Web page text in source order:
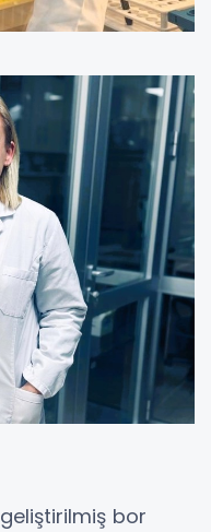
bor